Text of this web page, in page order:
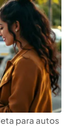
para autos